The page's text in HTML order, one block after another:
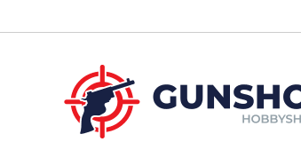
ガスガン
お買い得品SALE